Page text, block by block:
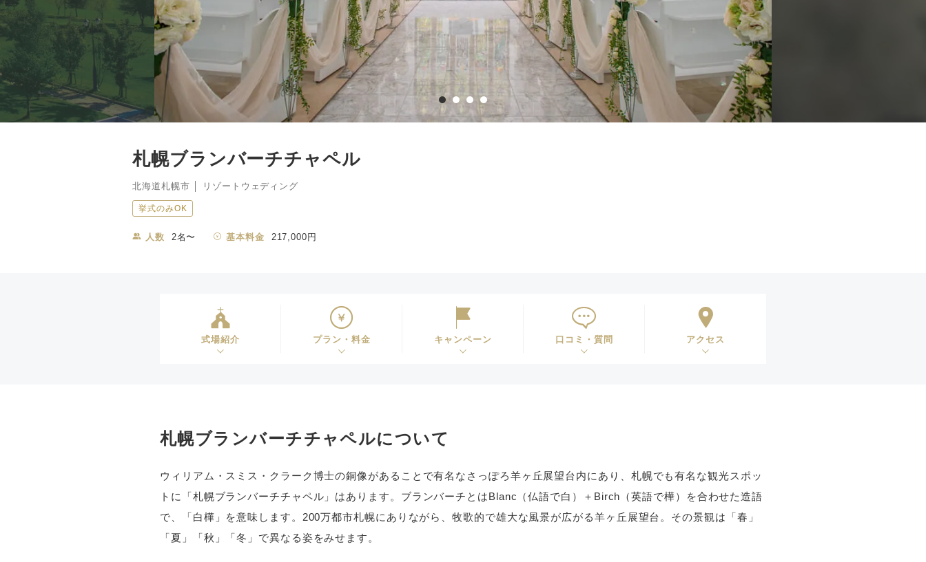
札幌ブランバーチチャペル
北海道札幌市 │ リゾートウェディング
挙式のみOK
人数 2名〜 基本料金 217,000円
式場紹介 プラン・料金 キャンペーン 口コミ・質問 アクセス
札幌ブランバーチチャペルについて
ウィリアム・スミス・クラーク博士の銅像があることで有名なさっぽろ羊ヶ丘展望台内にあり、札幌でも有名な観光スポッ
トに「札幌ブランバーチチャペル」はあります。ブランバーチとはBlanc（仏語で白）＋Birch（英語で樺）を合わせた造語
で、「白樺」を意味します。200万都市札幌にありながら、牧歌的で雄大な風景が広がる羊ヶ丘展望台。その景観は「春」
「夏」「秋」「冬」で異なる姿をみせます。